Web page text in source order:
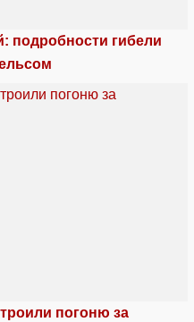
подробности гибели
погоню за